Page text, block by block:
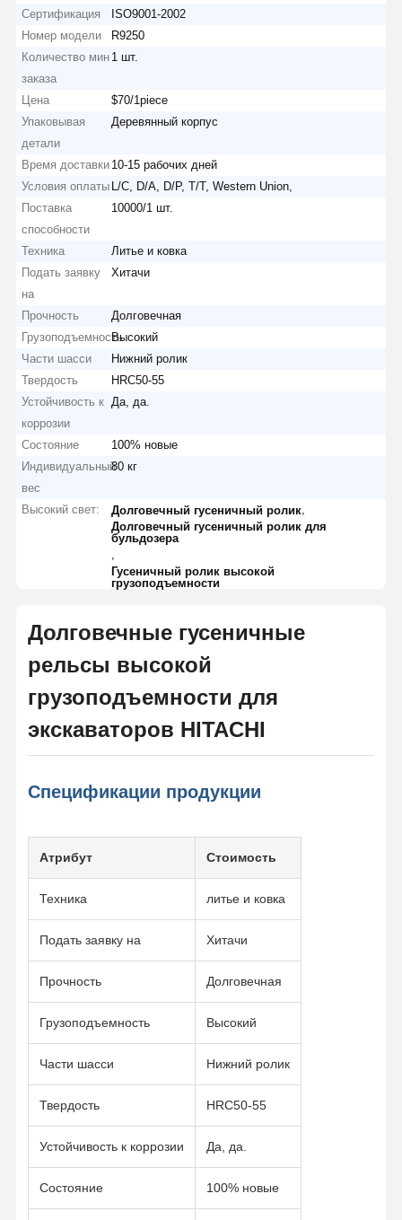
Сертификация
ISO9001-2002
Номер модели
R9250
Количество мин
заказа
1 шт.
Цена
$70/1piece
Упаковывая
детали
Деревянный корпус
Время доставки 10-15 рабочих дней
Условия оплаты L/C, D/A, D/P, T/T, Western Union,
Поставка
способности
10000/1 шт.
Техника
Литье и ковка
Подать заявку
на
Хитачи
Прочность
Долговечная
ГрузоподъемностьВысокий
Части шасси
Нижний ролик
Твердость
HRC50-55
Устойчивость к
коррозии
Да, да.
Состояние
100% новые
Индивидуальный
вес
80 кг
Высокий свет: Долговечный гусеничный ролик
Долговечный гусеничный ролик для
бульдозера
Гусеничный ролик высокой
грузоподъемности
Долговечные гусеничные
рельсы высокой
грузоподъемности для
экскаваторов HITACHI
Спецификации продукции
Атрибут Стоимость
Техника литье и ковка
Подать заявку на Хитачи
Прочность Долговечная
Грузоподъемность Высокий
Части шасси Нижний ролик
Твердость HRC50-55
Устойчивость к коррозии Да, да.
Состояние 100% новые